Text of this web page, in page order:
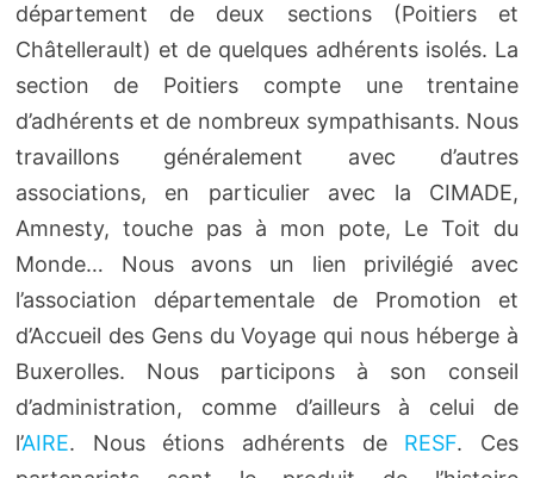
département de deux sections (Poitiers et
Châtellerault) et de quelques adhérents isolés. La
section de Poitiers compte une trentaine
d’adhérents et de nombreux sympathisants. Nous
travaillons généralement avec d’autres
associations, en particulier avec la CIMADE,
Amnesty, touche pas à mon pote, Le Toit du
Monde… Nous avons un lien privilégié avec
l’association départementale de Promotion et
d’Accueil des Gens du Voyage qui nous héberge à
Buxerolles. Nous participons à son conseil
d’administration, comme d’ailleurs à celui de
l’AIRE. Nous étions adhérents de RESF. Ces